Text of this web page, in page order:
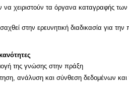
να χειριστούν τα όργανα καταγραφής των
στην ερευνητική διαδικασία για
της γνώσης στην πράξη
ανάλυση και σύνθεση δεδομένων